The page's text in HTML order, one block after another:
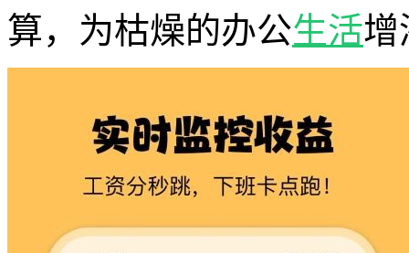
算，为枯燥的办公生活增